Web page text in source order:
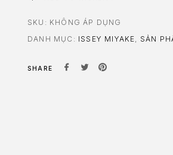
SKU: KHÔNG ÁP DỤNG
DANH MỤC: ISSEY MIYAKE SẢN
SHARE